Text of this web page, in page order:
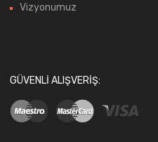
Vizyonumuz
GÜVENLI ALIŞVERIŞ: